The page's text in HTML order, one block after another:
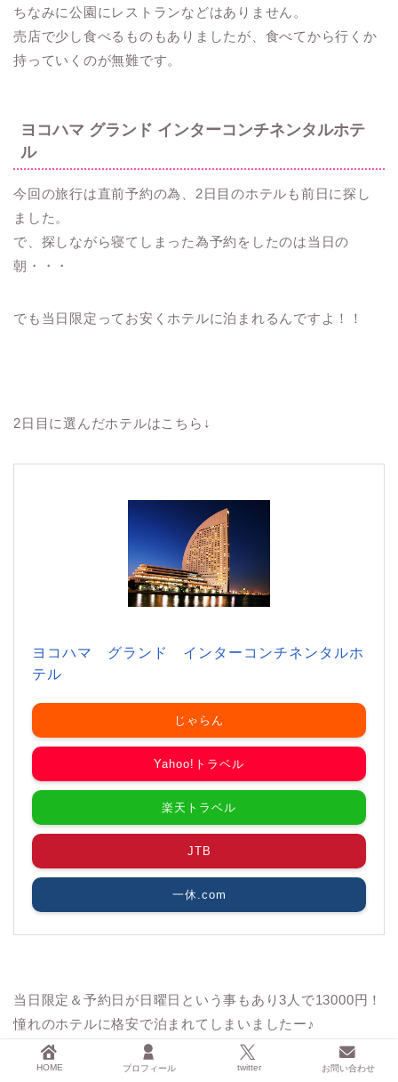
ちなみに公園にレストランなどはありません。
売店で少し食べるものもありましたが、食べてから行くか
持っていくのが無難です。
ヨコハマ グランド インターコンチネンタルホテ
ル
今回の旅行は直前予約の為、2日目のホテルも前日に探し
ました。
で、探しながら寝てしまった為予約をしたのは当日の
朝・・・
でも当日限定ってお安くホテルに泊まれるんですよ！！
2日目に選んだホテルはこちら↓
ヨコハマ グランド インターコンチネンタルホ
テル
じゃらん
Yahoo!トラベル
楽天トラベル
JTB
一休.com
当日限定＆予約日が日曜日という事もあり3人で13000円！
憧れのホテルに格安で泊まれてしまいましたー♪
もちろん当日限定なので朝食、夕食はなしプランです。
HOME プロフィール twitter お問い合わせ